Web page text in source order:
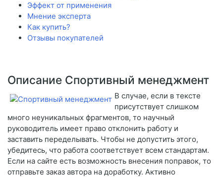
Эффект от применения
Мнение эксперта
Как купить?
Отзывы покупателей
Описание Спортивный менеджмент
В случае, если в тексте
присутствует слишком
много неуникальных фрагментов, то научный
руководитель имеет право отклонить работу и
заставить переделывать. Чтобы не допустить этого,
убедитесь, что работа соответствует всем стандартам.
Если на сайте есть возможность внесения поправок, то
отправьте заказ автора на доработку. Активно